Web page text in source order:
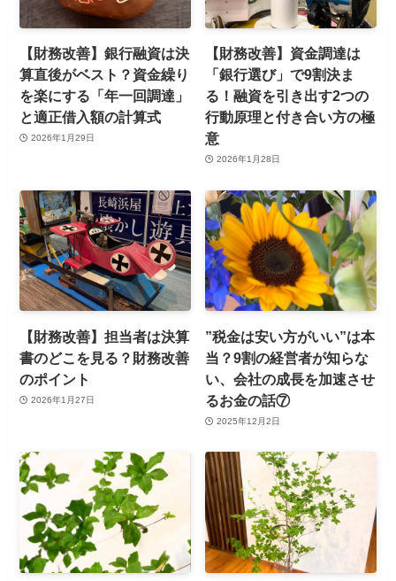
【財務改善】銀行融資は決
算直後がベスト？資金繰り
を楽にする「年一回調達」
と適正借入額の計算式
2026年1月29日
【財務改善】資金調達は
「銀行選び」で9割決ま
る！融資を引き出す2つの
行動原理と付き合い方の極
意
2026年1月28日
【財務改善】担当者は決算
書のどこを見る？財務改善
のポイント
2026年1月27日
”税金は安い方がいい”は本
当？9割の経営者が知らな
い、会社の成長を加速させ
るお金の話⑦
2025年12月2日